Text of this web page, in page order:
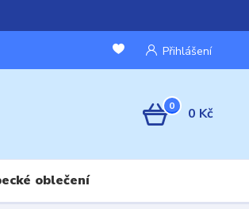
Přihlášení
0 0 Kč
oblečení